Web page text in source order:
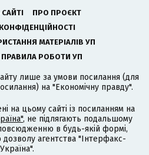
ПРО ПРОЄКТ
МАТЕРІАЛІВ УП
ПРАВИЛА РОБОТИ УП
лише за умови посилання (для
на "Економічну правду".
на цьому сайті із посиланням на
, не підлягають подальшому
в будь-якій формі,
агентства "Інтерфакс-
Україна".